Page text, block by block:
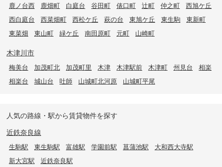
鹿ノ台西
鹿畑町 白庭台 谷田町 俵口町 辻町 仲之町
西旭ケ丘
西白庭台
西菜畑町 西松ケ丘 萩の台 東旭ケ丘 東生駒
東新町
東菜畑
東山町 緑ケ丘 南田原町 元町 山崎町
木津川市
梅美台 加茂町北 加茂町里 木津 木津駅前 木津町 州見台
相楽
相楽台
城山台 吐師 山城町北河原 山城町平尾
人気の路線・駅から賃貸物件を探す
近鉄奈良線
生駒駅 東生駒駅 富雄駅 学園前駅 菖蒲池駅
大和西大寺駅
新大宮駅
近鉄奈良駅